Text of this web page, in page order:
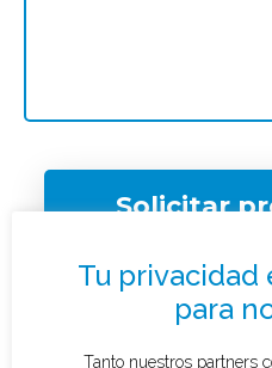
Solicitar
¿Qué tipo de caso